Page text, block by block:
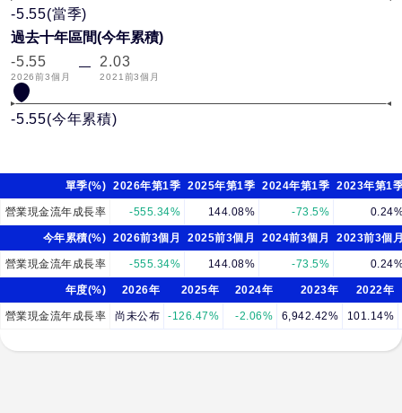
-5.55(當季)
過去十年區間(今年累積)
-5.55
2026前3個月
2.03
2021前3個月
-5.55(今年累積)
單季(%) 2026年第1季 2025年第1季 2024年第1季 2023年第1
營業現金流年成長率 -555.34% 144.08% -73.5%
今年累積(%) 2026前3個月 2025前3個月 2024前3個月 2023前3個
營業現金流年成長率 -555.34% 144.08% -73.5%
年度(%) 2026年 2025年 2024年 2023年 2022年
營業現金流年成長率 尚未公布 -126.47% -2.06% 6,942.42% 101.14%